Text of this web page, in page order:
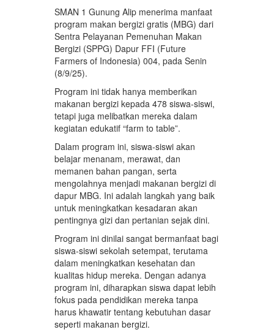
SMAN 1 Gunung Alip menerima manfaat
program makan bergizi gratis (MBG) dari
Sentra Pelayanan Pemenuhan Makan
Bergizi (SPPG) Dapur FFI (Future
Farmers of Indonesia) 004, pada Senin
(8/9/25).
Program ini tidak hanya memberikan
makanan bergizi kepada 478 siswa-siswi,
tetapi juga melibatkan mereka dalam
kegiatan edukatif “farm to table”.
Dalam program ini, siswa-siswi akan
belajar menanam, merawat, dan
memanen bahan pangan, serta
mengolahnya menjadi makanan bergizi di
dapur MBG. Ini adalah langkah yang baik
untuk meningkatkan kesadaran akan
pentingnya gizi dan pertanian sejak dini.
Program ini dinilai sangat bermanfaat bagi
siswa-siswi sekolah setempat, terutama
dalam meningkatkan kesehatan dan
kualitas hidup mereka. Dengan adanya
program ini, diharapkan siswa dapat lebih
fokus pada pendidikan mereka tanpa
harus khawatir tentang kebutuhan dasar
seperti makanan bergizi.